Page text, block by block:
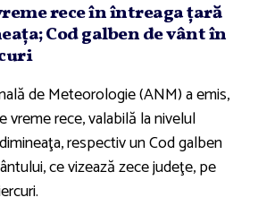
rece în întreaga ţară
Cod galben de vânt în
de Meteorologie (ANM) a emis,
vreme rece, valabilă la nivelul
respectiv un Cod galben
ce vizează zece judeţe, pe